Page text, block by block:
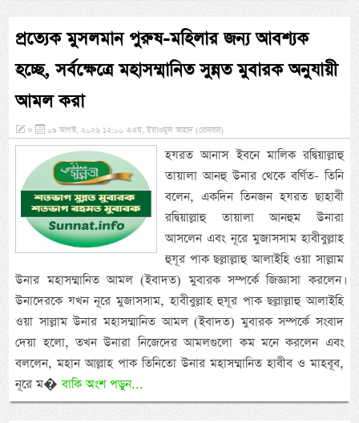
প্রত্যেক মুসলমান পুরুষ-মহিলার জন্য আবশ্যক
হচ্ছে, সর্বক্ষেত্রে মহাসম্মানিত সুন্নত মুবারক অনুযায়ী
আমল করা
» ০৯ আগস্ট, ২০২৬ ১২:০০ এএম, ইয়াওমুল আহাদ (রোববার)
হযরত আনাস ইবনে মালিক রদ্বিয়াল্লাহু
তায়ালা আনহু উনার থেকে বর্ণিত- তিনি
বলেন, একদিন তিনজন হযরত ছাহাবী
রদ্বিয়াল্লাহু তায়ালা আনহুম উনারা
আসলেন এবং নূরে মুজাসসাম হাবীবুল্লাহ
হুযূর পাক ছল্লাল্লাহু আলাইহি ওয়া সাল্লাম
উনার মহাসম্মানিত আমল (ইবাদত) মুবারক সম্পর্কে জিজ্ঞাসা করলেন।
উনাদেরকে যখন নূরে মুজাসসাম, হাবীবুল্লাহ হুযূর পাক ছল্লাল্লাহু আলাইহি
ওয়া সাল্লাম উনার মহাসম্মানিত আমল (ইবাদত) মুবারক সম্পর্কে সংবাদ
দেয়া হলো, তখন উনারা নিজেদের আমলগুলো কম মনে করলেন এবং
বললেন, মহান আল্লাহ পাক তিনিতো উনার মহাসম্মানিত হাবীব ও মাহবূব,
নূরে ম�বাকি অংশ পড়ুন...